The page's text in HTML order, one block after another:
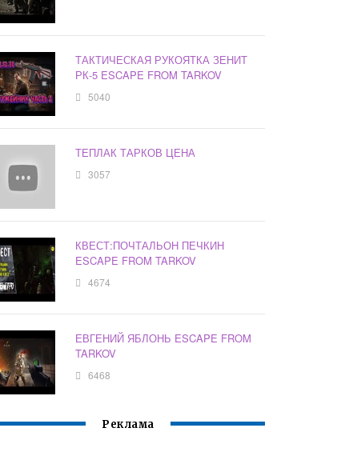
ТАКТИЧЕСКАЯ РУКОЯТКА ЗЕНИТ
РК-5 ESCAPE FROM TARKOV
5040
ТЕПЛАК ТАРКОВ ЦЕНА
3057
КВЕСТ:ПОЧТАЛЬОН ПЕЧКИН
ESCAPE FROM TARKOV
4674
ЕВГЕНИЙ ЯБЛОНЬ ESCAPE FROM
TARKOV
6468
Реклама